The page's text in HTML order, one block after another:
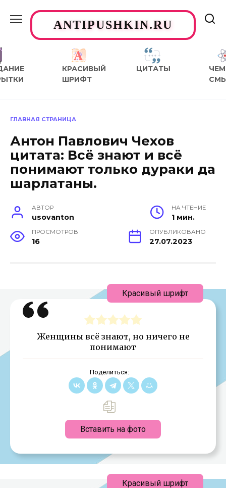
содержаниюANTIPUSHKIN.RU
КРАСИВЫЙ
ШРИФТ
ЦИТАТЫ
ЧЕМ
ГЛАВНАЯ СТРАНИЦА
Антон Павлович Чехов
цитата: Всё знают и всё
понимают только дураки да
шарлатаны.
АВТОР
usovanton
НА ЧТЕНИЕ
1 мин.
ПРОСМОТРОВ
16
ОПУБЛИКОВАНО
27.07.2023
Женщины всё знают, но ничего не
понимают
Поделиться:
Вставить на фото
Красивый шрифт
Красивый шрифт